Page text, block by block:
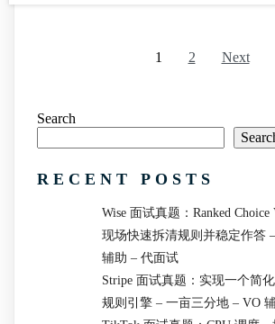
1 2 Next
Search
RECENT POSTS
Wise 面试真题：Ranked
现场快速拆清规则并稳定作答
辅助 – 代面试
Stripe 面试真题：实现一个简
规则引擎 – 一亩三分地 – VO